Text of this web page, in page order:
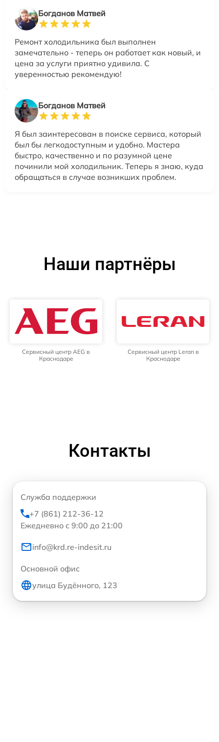
Богданов Матвей
Ремонт холодильника был выполнен
замечательно - теперь он работает как новый, и
цена за услуги приятно удивила. С
уверенностью рекомендую!
Богданов Матвей
Я был заинтересован в поиске сервиса, который
был бы легкодоступным и удобно. Мастера
быстро, качественно и по разумной цене
починили мой холодильник. Теперь я знаю, куда
обращаться в случае возникших проблем.
Наши партнёры
Сервисный центр AEG в
Краснодаре
Сервисный центр Leran в
Краснодаре
Контакты
Служба поддержки
+7 (861) 212-36-12
Ежедневно с 9:00 до 21:00
info@krd.re-indesit.ru
Основной офис
улица Будённого, 123